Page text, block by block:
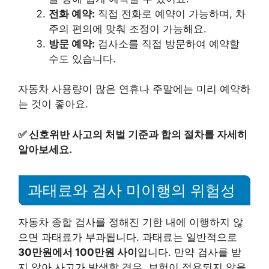
전화 예약: 직접 전화로 예약이 가능하며, 차
주의 편의에 맞춰 조정이 가능해요.
방문 예약: 검사소를 직접 방문하여 예약할
수도 있습니다.
자동차 사용량이 많은 연휴나 주말에는 미리 예약하
는 것이 좋아요.
✅신호위반 사고의 처벌 기준과 합의 절차를 자세히
알아보세요.
과태료와 검사 미이행의 위험성
자동차 종합 검사를 정해진 기한 내에 이행하지 않
으면 과태료가 부과됩니다. 과태료는 일반적으로
30만원에서 100만원 사이입니다. 만약 검사를 받